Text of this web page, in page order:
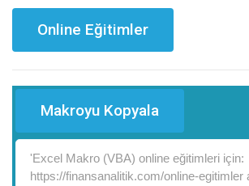
Online Eğitimler
Makroyu Kopyala